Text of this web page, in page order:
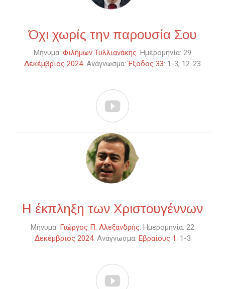
Όχι χωρίς την παρουσία Σου
Μήνυμα: Φιλήμων Τυλλιανάκης. Ημερομηνία: 29
Δεκέμβριος 2024. Ανάγνωσμα:Έξοδος 33: 1-3, 12-23

Η έκπληξη των Χριστουγέννων
Μήνυμα: Γιώργος Π. Αλεξανδρής. Ημερομηνία: 22
Δεκέμβριος 2024. Ανάγνωσμα: Εβραίους 1 : 1-3
